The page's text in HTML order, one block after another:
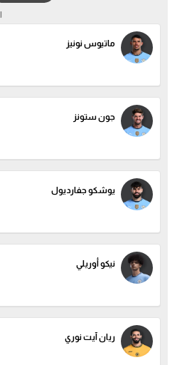
أقسام
الكرة المصرية
الكرة الأوروبية
الكرة الإفريقية
سعودي في الجول
دوري أبطال أوروبا
القسم الثاني
رياضات أخرى
ماتيوس نونيز
جون ستونز
يوشكو جفارديول
نيكو أوريلي
ريان آيت نوري